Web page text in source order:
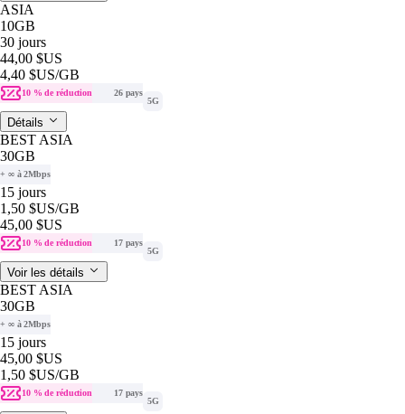
ASIA
10GB
30 jours
44,00 $US
4,40 $US/GB
10 % de réduction
26 pays
5G
Détails
BEST ASIA
30GB
+ ∞ à 2Mbps
15 jours
1,50 $US/GB
45,00 $US
10 % de réduction
17 pays
5G
Voir les détails
BEST ASIA
30GB
+ ∞ à 2Mbps
15 jours
45,00 $US
1,50 $US/GB
10 % de réduction
17 pays
5G